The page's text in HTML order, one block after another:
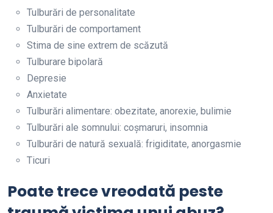
Tulburări de personalitate
Tulburări de comportament
Stima de sine extrem de scăzută
Tulburare bipolară
Depresie
Anxietate
Tulburări alimentare: obezitate, anorexie, bulimie
Tulburări ale somnului: coşmaruri, insomnia
Tulburări de natură sexuală: frigiditate, anorgasmie
Ticuri
Poate trece vreodată peste